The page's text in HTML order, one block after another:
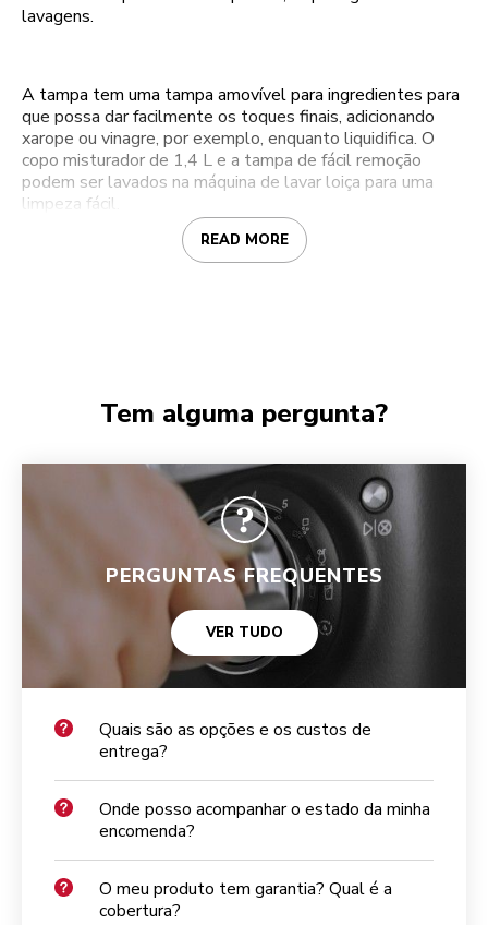
lavagens.
A tampa tem uma tampa amovível para ingredientes para
que possa dar facilmente os toques finais, adicionando
xarope ou vinagre, por exemplo, enquanto liquidifica. O
copo misturador de 1,4 L e a tampa de fácil remoção
podem ser lavados na máquina de lavar loiça para uma
limpeza fácil.
READ MORE
Tem alguma pergunta?
PERGUNTAS FREQUENTES
VER TUDO
Quais são as opções e os custos de
entrega?
Onde posso acompanhar o estado da minha
encomenda?
O meu produto tem garantia? Qual é a
cobertura?